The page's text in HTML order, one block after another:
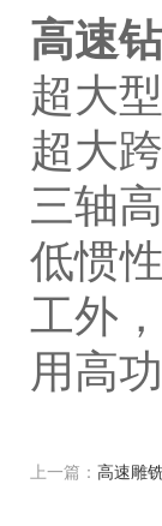
高速
超大
超大
三轴
低惯
工外
用高
上一篇： 高速雕